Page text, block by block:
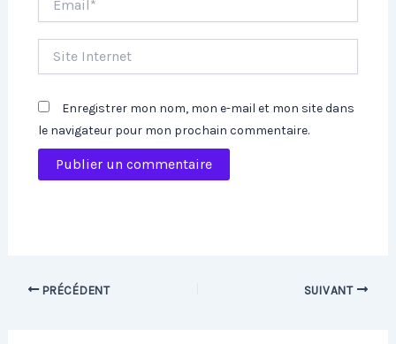
Internet
Enregistrer mon nom, mon e-mail et mon site dans
le navigateur pour mon prochain commentaire.
PRÉCÉDENT SUIVANT